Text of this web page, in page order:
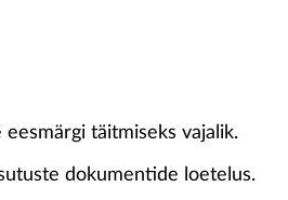
täitmiseks vajalik.
dokumentide loetelus.